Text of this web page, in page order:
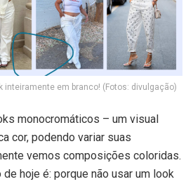
inteiramente em branco! (Fotos: divulgação)
monocromáticos – um visual
cor, podendo variar suas
vemos composições coloridas.
hoje é: porque não usar um look